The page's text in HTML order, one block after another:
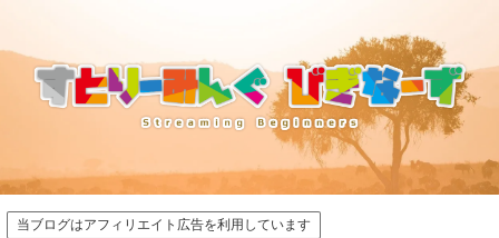
当ブログはアフィリエイト広告を利用しています